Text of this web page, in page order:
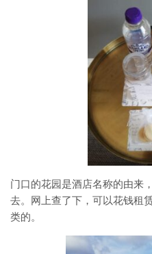
门口的花园是酒店名称的由来
去。网上查了下，可以花钱租
类的。